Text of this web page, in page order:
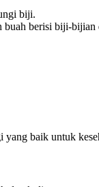
biji.
buah berisi biji-bijian
yang baik untuk